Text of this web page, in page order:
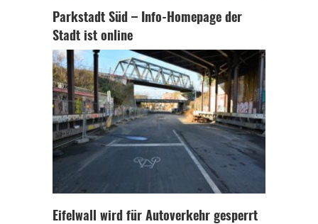
Parkstadt Süd – Info-Homepage der
Stadt ist online
Eifelwall wird für Autoverkehr gesperrt